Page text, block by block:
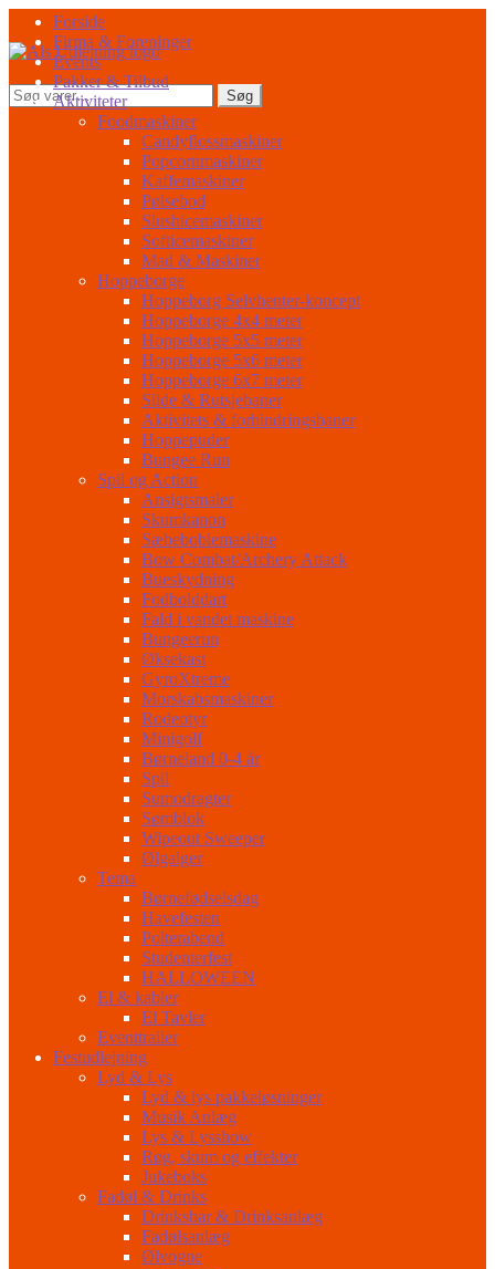
Spring
navigation
Spring
indhold
Søg
efter:
Søg
Forside
Firma & Foreninger
Events
Pakker & Tilbud
Aktiviteter
Foodmaskiner
Candyflossmaskiner
Popcornmaskiner
Kaffemaskiner
Pølsebod
Slushicemaskiner
Softicemaskiner
Mad & Maskiner
Hoppeborge
Hoppeborg Selvhenter-koncept
Hoppeborge 4x4 meter
Hoppeborge 5x5 meter
Hoppeborge 5x6 meter
Hoppeborge 6x7 meter
Slide & Rutsjebaner
Aktivitets & forhindringsbaner
Hoppepuder
Bungee Run
Spil og Action
Ansigtsmaler
Skumkanon
Sæbeboblemaskine
Bow Combat/Archery Attack
Bueskydning
Fodbolddart
Fald i vandet maskine
Bungeerun
Øksekast
GyroXtreme
Morskabsmaskiner
Rodeotyr
Minigolf
Børneland 0-4 år
Spil
Sumodragter
Sømblok
Wipeout Sweeper
Ølgalger
Tema
Børnefødselsdag
Havefesten
Polterabend
Studenterfest
HALLOWEEN
El & kabler
El Tavler
Eventtrailer
Festudlejning
Lyd & Lys
Lyd & lys pakkeløsninger
Musik Anlæg
Lys & Lysshow
Røg, skum og effekter
Jukeboks
Fadøl & Drinks
Drinksbar & Drinksanlæg
Fadølsanlæg
Ølvogne